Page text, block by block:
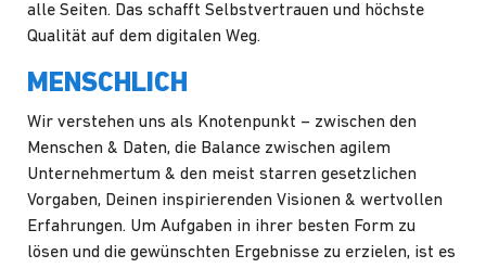
alle Seiten. Das schafft Selbstvertrauen und höchste
Qualität auf dem digitalen Weg.
MENSCHLICH
Wir verstehen uns als Knotenpunkt – zwischen den
Menschen & Daten, die Balance zwischen agilem
Unternehmertum & den meist starren gesetzlichen
Vorgaben, Deinen inspirierenden Visionen & wertvollen
Erfahrungen. Um Aufgaben in ihrer besten Form zu
lösen und die gewünschten Ergebnisse zu erzielen, ist es